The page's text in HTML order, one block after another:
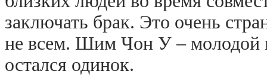
заключать брак. Это очень
не всем. Шим Чон У – молодой
остался одинок.